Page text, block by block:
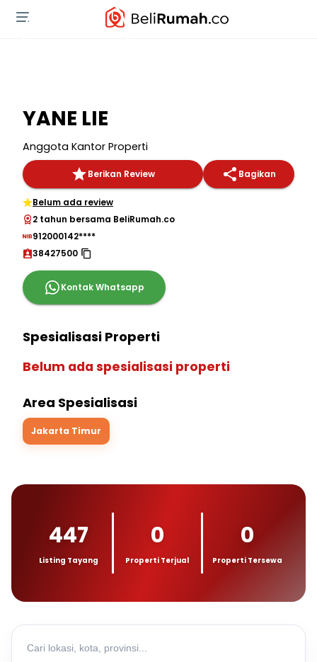
YANE LIE
Anggota Kantor Properti
Berikan Review Bagikan
Belum ada review
2 tahun bersama BeliRumah.co
912000142****
38427500
Kontak Whatsapp
Spesialisasi Properti
Belum ada spesialisasi properti
Area Spesialisasi
Jakarta Timur
447
Listing Tayang
0
Properti Terjual
0
Properti Tersewa